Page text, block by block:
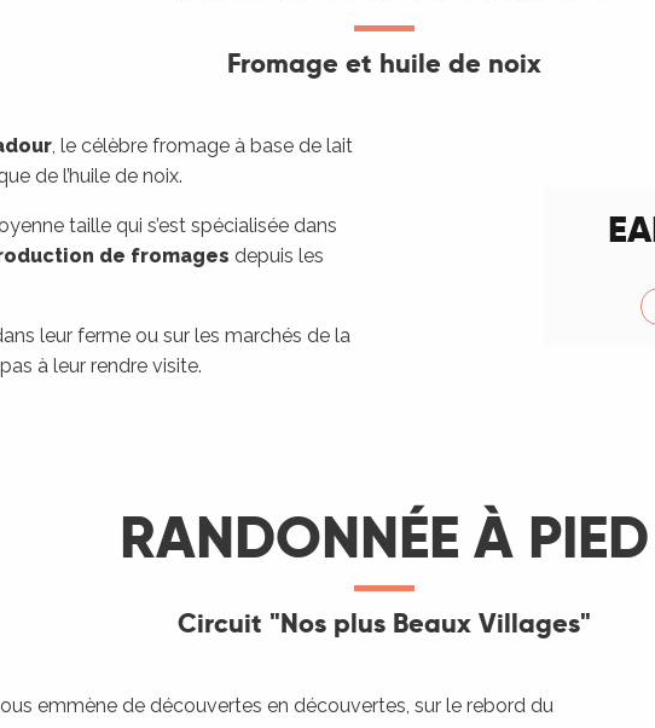
Fromage et huile de noix
, le célèbre fromage à base de lait
de l’huile de noix.
taille qui s’est spécialisée dans
de fromages depuis les
leur ferme ou sur les marchés de la
à leur rendre visite.
RANDONNÉE À PIED
Circuit "Nos plus Beaux Villages"
emmène de découvertes en découvertes, sur le rebord du